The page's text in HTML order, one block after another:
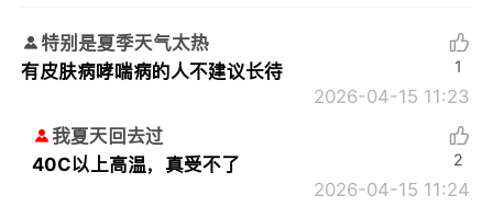
特别是夏季天气太热
有皮肤病哮喘病的人不建议长待
2026-04-15 11:23
1
我夏天回去过
40C以上高温，真受不了
2026-04-15 11:24
2